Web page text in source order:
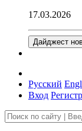
17.03.2026
Дайджест
Русский
Вход